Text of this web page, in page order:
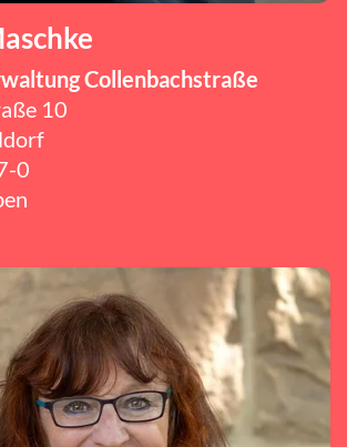
Collenbachstraße
10
0